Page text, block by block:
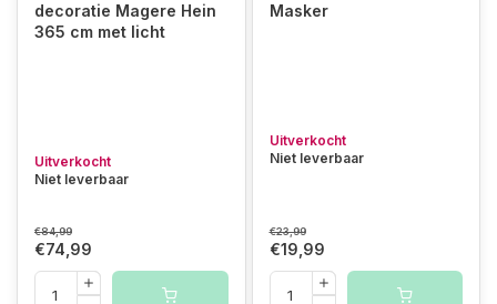
decoratie Magere Hein
365 cm met licht
Uitverkocht
Niet leverbaar
€84,99
€74,99
Masker
Uitverkocht
Niet leverbaar
€23,99
€19,99